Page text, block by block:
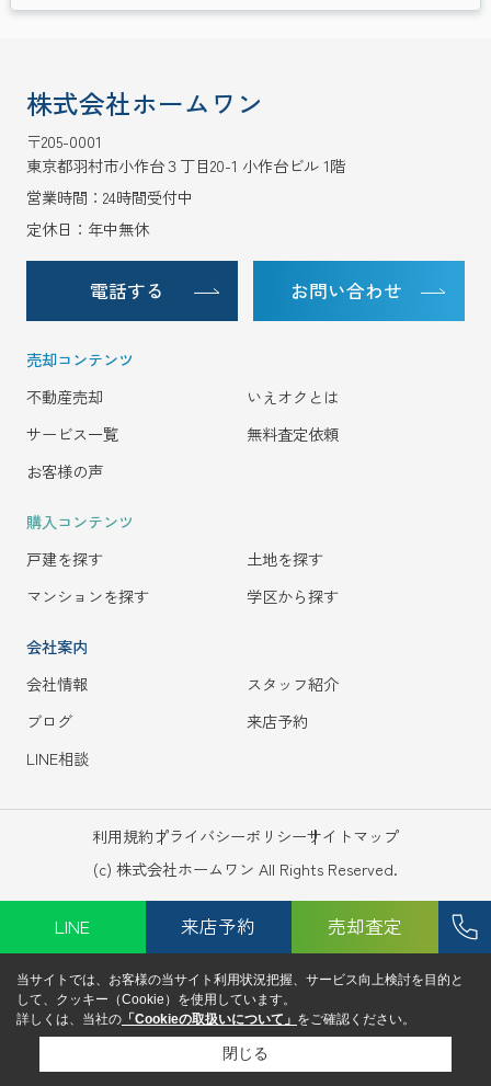
株式会社ホームワン
〒205-0001
東京都羽村市小作台３丁目20-1 小作台ビル 1階
営業時間：24時間受付中
定休日：年中無休
電話する お問い合わせ
売却コンテンツ
不動産売却
いえオクとは
サービス一覧
無料査定依頼
お客様の声
購入コンテンツ
戸建を探す
土地を探す
マンションを探す
学区から探す
会社案内
会社情報
スタッフ紹介
ブログ
来店予約
LINE相談
利用規約プライバシーポリシーサイトマップ
(c) 株式会社ホームワン All Rights Reserved.
LINE 来店予約 売却査定
当サイトでは、お客様の当サイト利用状況把握、サービス向上検討を目的と
して、クッキー（Cookie）を使用しています。
詳しくは、当社の 「Cookieの取扱いについて」 をご確認ください。
閉じる